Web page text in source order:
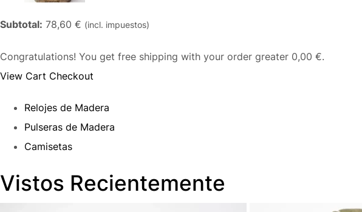
Subtotal: 78,60 € (incl. impuestos)
Congratulations! You get free shipping with your order greater 0,00 €.
View Cart Checkout
Relojes de Madera
Pulseras de Madera
Camisetas
Vistos Recientemente